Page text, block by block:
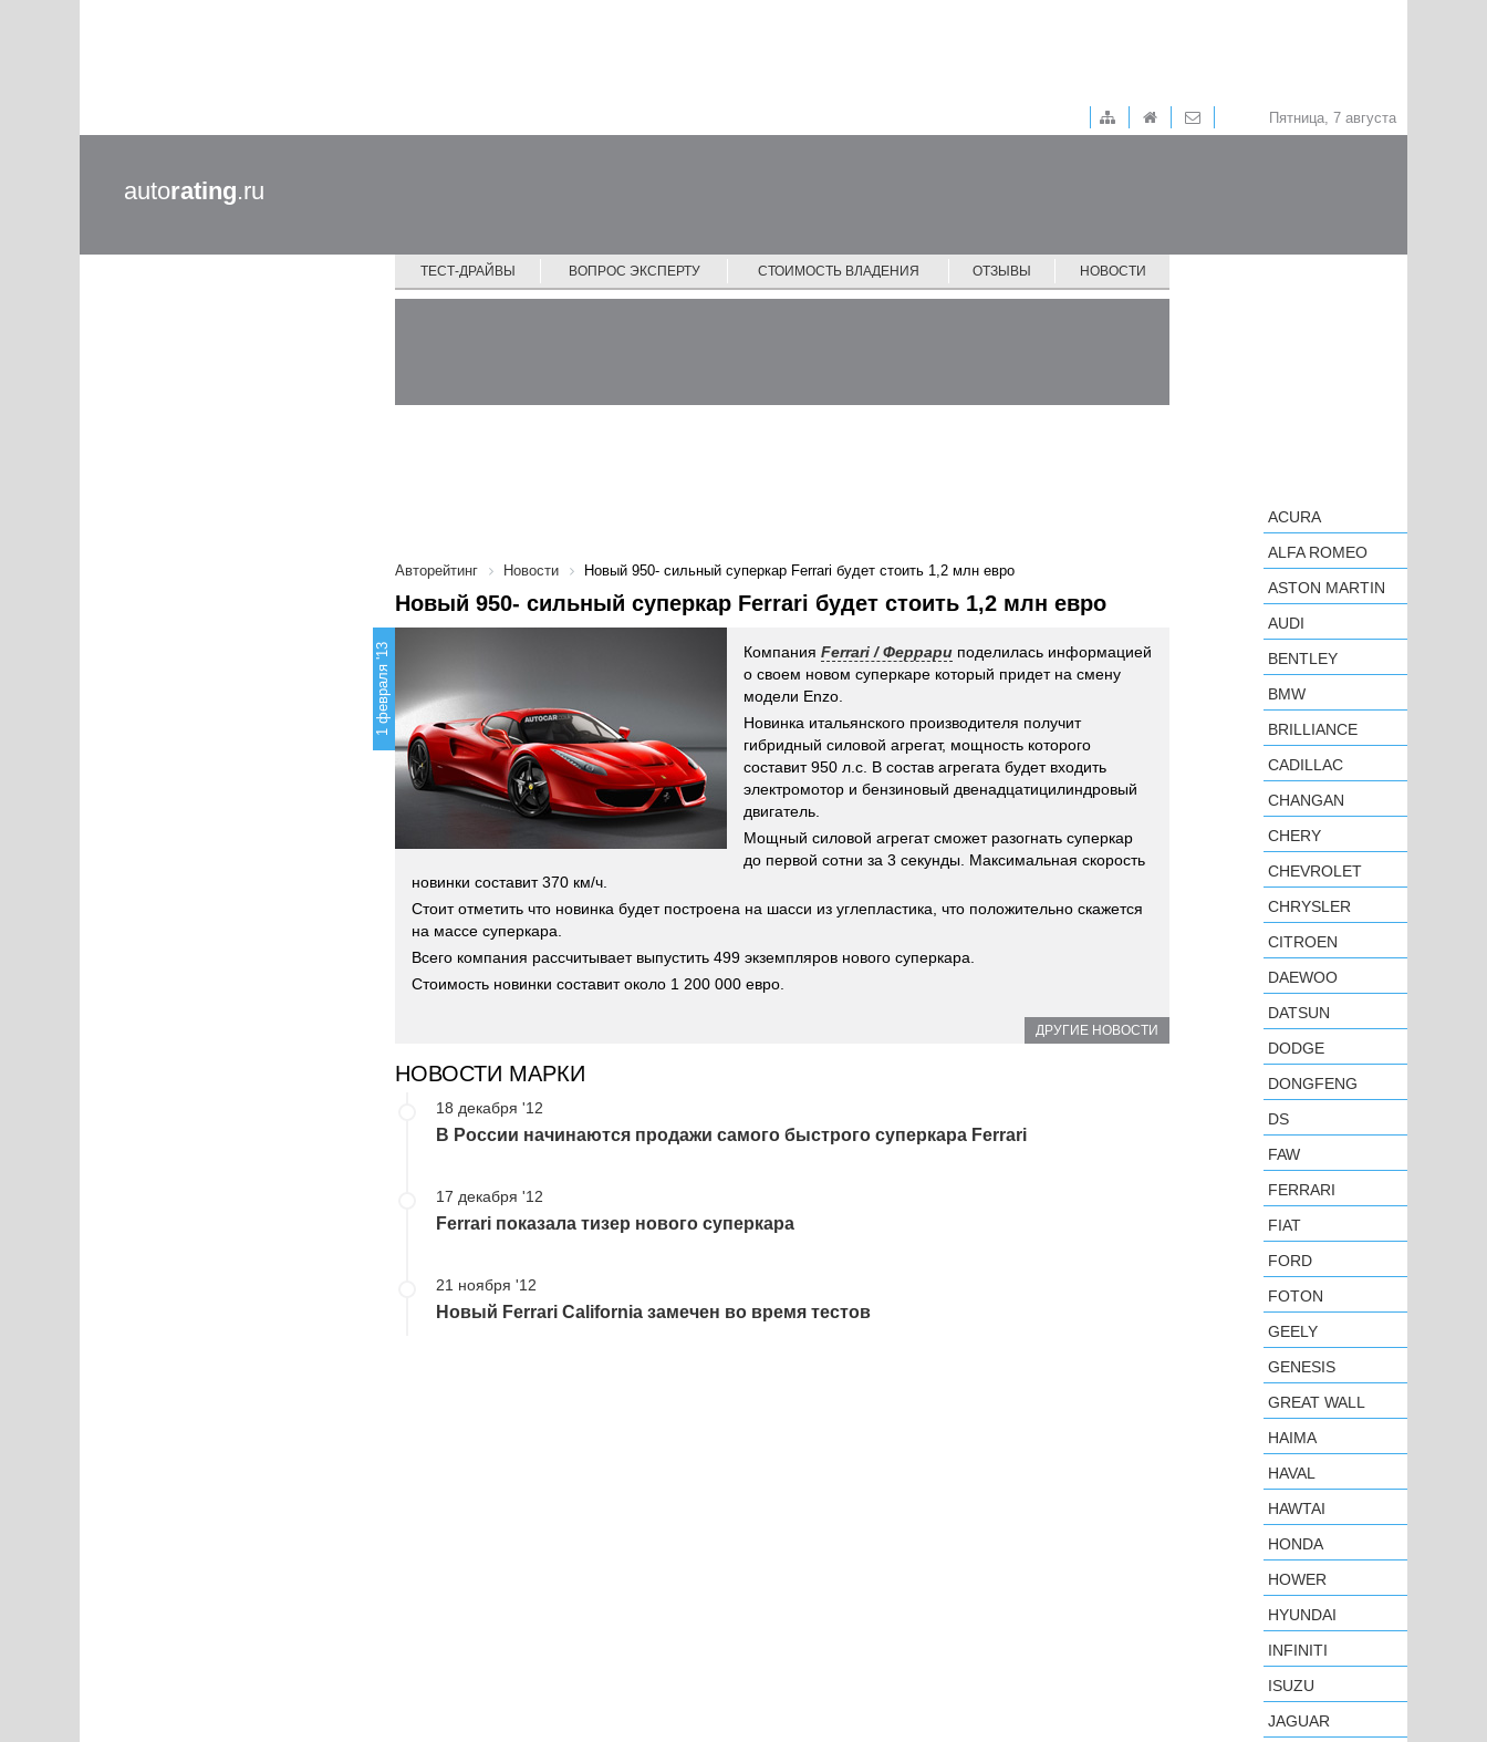
Пятница, 7 августа
autorating.ru
ТЕСТ-ДРАЙВЫ ВОПРОС ЭКСПЕРТУ СТОИМОСТЬ ВЛАДЕНИЯ ОТЗЫВЫ НОВОСТИ
Авторейтинг Новости Новый 950- сильный суперкар Ferrari будет стоить 1,2 млн евро
Новый 950- сильный суперкар Ferrari будет стоить 1,2 млн евро
1 февраля '13 Компания Ferrari / Феррари поделилась информацией
о своем новом суперкаре который придет на смену
модели Enzo.
Новинка итальянского производителя получит
гибридный силовой агрегат, мощность которого
составит 950 л.с. В состав агрегата будет входить
электромотор и бензиновый двенадцатицилиндровый
двигатель.
Мощный силовой агрегат сможет разогнать суперкар
до первой сотни за 3 секунды. Максимальная скорость
новинки составит 370 км/ч.
Стоит отметить что новинка будет построена на шасси из углепластика, что положительно скажется
на массе суперкара.
Всего компания рассчитывает выпустить 499 экземпляров нового суперкара.
Стоимость новинки составит около 1 200 000 евро.
ДРУГИЕ НОВОСТИ
НОВОСТИ МАРКИ
18 декабря '12
В России начинаются продажи самого быстрого суперкара Ferrari
17 декабря '12
Ferrari показала тизер нового суперкара
21 ноября '12
Новый Ferrari California замечен во время тестов
ACURA
ALFA ROMEO
ASTON MARTIN
AUDI
BENTLEY
BMW
BRILLIANCE
CADILLAC
CHANGAN
CHERY
CHEVROLET
CHRYSLER
CITROEN
DAEWOO
DATSUN
DODGE
DONGFENG
DS
FAW
FERRARI
FIAT
FORD
FOTON
GEELY
GENESIS
GREAT WALL
HAIMA
HAVAL
HAWTAI
HONDA
HOWER
HYUNDAI
INFINITI
ISUZU
JAGUAR